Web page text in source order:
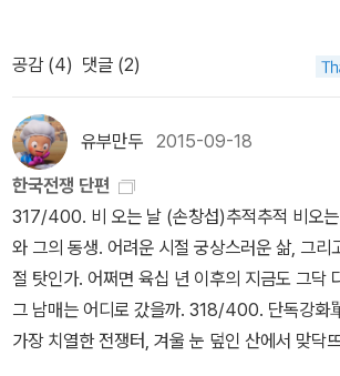
아니라 이를 채우고 다시 시작되는 ‘101’이 된
로. 1897년에 태어난 작가 염상섭의 「전화」로
0년에 태어난 작가 김애란의 「서른」으로 끝을
은 작가의 작품에서 본 것은 무엇이었을까. 그것
뀌어도 영원할 작가와 소설의 운명이 아니었을
옥을 만들었는가. 작가란 무엇인가. 소설은 또
한 정경과 기록은 저 어둡고 캄캄했던 식민지에
에 닿는 기록이며, 여기서 끝나는 것이 아니라
작해야 할 또다른 출발점이다. 한국문학은 그
이다. 나는 무엇이 되었든 당대와 현존이 가장
라는 틀을 벗어나야 한다는 걸 확인했습니다.
즐거움도 맛본 한 해였습니다. 너도나도 칭찬하
도 사랑하게 되었고요, 가즈오 이시구로 작가
제게 만들어 주었습니다. 가즈오 이시구로 정말
이웃분들께 아끼지 않고(?) 추천합니다. 올해는
전보다 더 자각하게 되도록 도운 책을 많이 만났
우고 생각하고 달라지고 싶어요. 독서목록을 정
즐겁게 (가끔은 울면서도) 읽은 책들이 많네요.
아서 읽고 있어요. 내년에도 계속 읽어 가려고
올해의 책 올해의 만화 책 올해의
어린이 책
공감 (4) 댓글 (2)
유부만두 2015-09-18
한국전쟁 단편
317/400. 비 오는 날 (손창섭)추적추적 비오
와 그의 동생. 어려운 시절 궁상스러운 삶, 그리
절 탓인가. 어쩌면 육십 년 이후의 지금도 그닥
그 남매는 어디로 갔을까. 318/400. 단독강
가장 치열한 전쟁터, 겨울 눈 덮인 산에서 맞닥